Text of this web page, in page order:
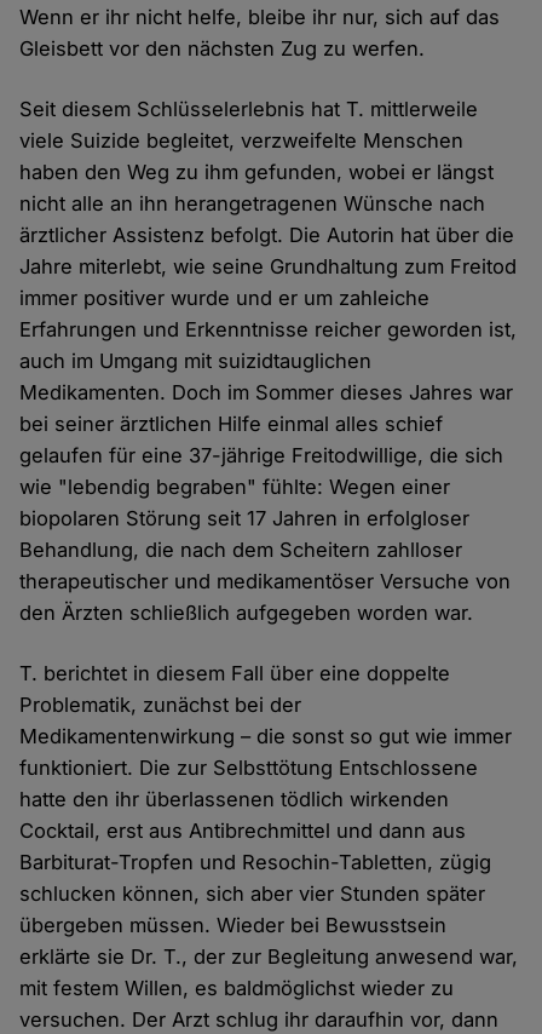
Wenn er ihr nicht helfe, bleibe ihr nur, sich auf das
Gleisbett vor den nächsten Zug zu werfen.
Seit diesem Schlüsselerlebnis hat T. mittlerweile
viele Suizide begleitet, verzweifelte Menschen
haben den Weg zu ihm gefunden, wobei er längst
nicht alle an ihn herangetragenen Wünsche nach
ärztlicher Assistenz befolgt. Die Autorin hat über die
Jahre miterlebt, wie seine Grundhaltung zum Freitod
immer positiver wurde und er um zahleiche
Erfahrungen und Erkenntnisse reicher geworden ist,
auch im Umgang mit suizidtauglichen
Medikamenten. Doch im Sommer dieses Jahres war
bei seiner ärztlichen Hilfe einmal alles schief
gelaufen für eine 37-jährige Freitodwillige, die sich
wie "lebendig begraben" fühlte: Wegen einer
biopolaren Störung seit 17 Jahren in erfolgloser
Behandlung, die nach dem Scheitern zahlloser
therapeutischer und medikamentöser Versuche von
den Ärzten schließlich aufgegeben worden war.
T. berichtet in diesem Fall über eine doppelte
Problematik, zunächst bei der
Medikamentenwirkung – die sonst so gut wie immer
funktioniert. Die zur Selbsttötung Entschlossene
hatte den ihr überlassenen tödlich wirkenden
Cocktail, erst aus Antibrechmittel und dann aus
Barbiturat-Tropfen und Resochin-Tabletten, zügig
schlucken können, sich aber vier Stunden später
übergeben müssen. Wieder bei Bewusstsein
erklärte sie Dr. T., der zur Begleitung anwesend war,
mit festem Willen, es baldmöglichst wieder zu
versuchen. Der Arzt schlug ihr daraufhin vor, dann